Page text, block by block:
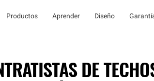
Productos Aprender Diseño
DE